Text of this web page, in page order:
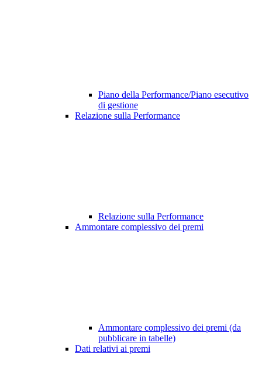
Piano della Performance/Piano esecutivo
di gestione
Relazione sulla Performance
Relazione sulla Performance
Ammontare complessivo dei premi
Ammontare complessivo dei premi (da
pubblicare in tabelle)
Dati relativi ai premi